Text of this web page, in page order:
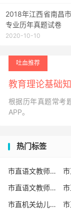
2018年江西省南昌
专业历年真题试卷
2020-10-10
吐血推荐
教育理论基础
根据历年真题常考
APP。
热门标签
市直语文教师招聘
市直语文教师编制考试真题
市直机关幼儿教师招聘